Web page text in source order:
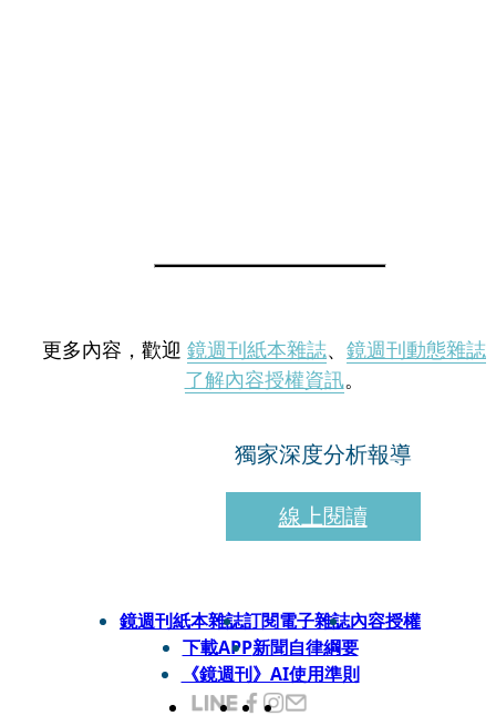
更多內容，歡迎 鏡週刊紙本雜誌、 鏡週刊動態雜誌
了解內容授權資訊。
獨家深度分析報導
線上閱讀
鏡週刊紙本雜誌訂閱電子雜誌內容授權
下載APP新聞自律綱要
《鏡週刊》AI使用準則